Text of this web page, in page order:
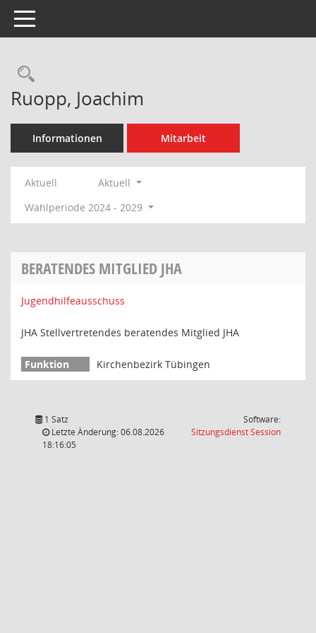
Toggle navigation
Rechercheauswahl
Ruopp, Joachim
Informationen Mitarbeit
Aktuell
Aktuell
Wahlperiode 2024 - 2029
BERATENDES MITGLIED JHA
Jugendhilfeausschuss
JHA Stellvertretendes beratendes Mitglied JHA
Kirchenbezirk Tübingen
1 Satz
Letzte Änderung: 06.08.2026
18:16:05
Software:
SitzungsdienstSession(Wird in